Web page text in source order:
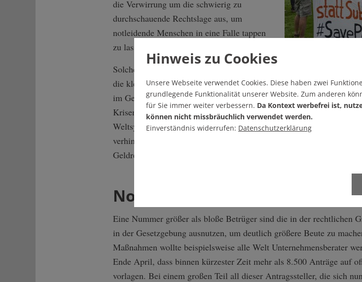
Corona als Chance
am 30. Mai in Stuttgart.
die Verwirrung um die schwierig zu
durchschauende Rechtslage aus, um
notleidende Menschen in eine Falle tappen
zu lassen.
Solche findigen Gauner sind allerdings nur
die kleinen Fische beim großen Absahnen
im Gefolge der billionenschweren
Krisenpakete, die in den Zentren des
Weltsystems in Windeseile geschnürt wurden, um den drohenden
verhindern. Wenn man sich in der richtigen gesellschaftlichen
Geldregen vom Himmel niederginge – allerdings nur für alle, die ihn
Noch profitabler: Grauzonen
Eine Nummer größer als bloße Betrüger sind die in der rechtlichen
in der Gesetzgebung ausnutzen, um deutlich größere Beute zu
Maßnahmen wollte beispielsweise alle Welt Unternehmensberater
Ende April, dass binnen kürzester Zeit mehr als 8.500 Anträge auf
vorlagen. Bei einem großen Teil all dieser Antragssteller, die sich
Hinweis zu Cookies
Unsere Webseite verwendet Cookies. Diese haben zwei
grundlegende Funktionalität unserer Website. Zum anderen
für Sie immer weiter verbessern. Da Kontext werbefrei ist,
können nicht missbräuchlich verwendet werden.
Einverständnis widerrufen: Datenschutzerklärung